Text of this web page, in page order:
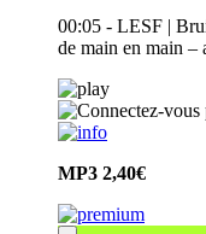
00:05 - LESF |
de main en main –
MP3 2,40€